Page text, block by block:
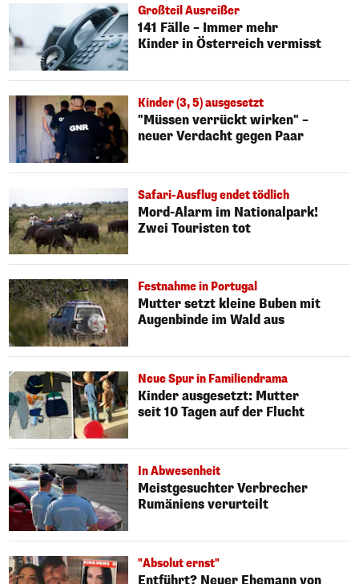
Großteil Ausreißer
141 Fälle – Immer mehr
Kinder in Österreich vermisst
Kinder (3, 5) ausgesetzt
"Müssen verrückt wirken" –
neuer Verdacht gegen Paar
Safari-Ausflug endet tödlich
Mord-Alarm im Nationalpark!
Zwei Touristen tot
Festnahme in Portugal
Mutter setzt kleine Buben mit
Augenbinde im Wald aus
Neue Spur in Familiendrama
Kinder ausgesetzt: Mutter
seit 10 Tagen auf der Flucht
In Abwesenheit
Meistgesuchter Verbrecher
Rumäniens verurteilt
"Absolut ernst"
Entführt? Neuer Ehemann von